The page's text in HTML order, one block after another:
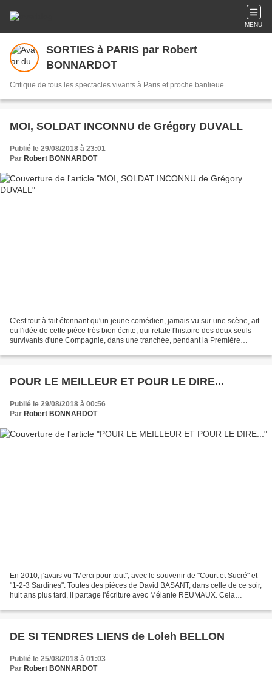
MENU
SORTIES à PARIS par Robert
BONNARDOT
Critique de tous les spectacles vivants à Paris et proche banlieue.
MOI, SOLDAT INCONNU de Grégory DUVALL
Publié le 29/08/2018 à 23:01
Par Robert BONNARDOT
C'est tout à fait étonnant qu'un jeune comédien, jamais vu sur une scène, ait
eu l'idée de cette pièce très bien écrite, qui relate l'histoire des deux seuls
survivants d'une Compagnie, dans une tranchée, pendant la Première
POUR LE MEILLEUR ET POUR LE DIRE...
Publié le 29/08/2018 à 00:56
Par Robert BONNARDOT
En 2010, j'avais vu "Merci pour tout", avec le souvenir de "Court et Sucré" et
"1-2-3 Sardines". Toutes des pièces de David BASANT, dans celle de ce soir,
huit ans plus tard, il partage l'écriture avec Mélanie REUMAUX. Cela
DE SI TENDRES LIENS de Loleh BELLON
Publié le 25/08/2018 à 01:03
Par Robert BONNARDOT